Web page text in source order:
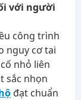
với người
công trình
nguy cơ tai
nhỏ liên
sắc nhọn
đạt chuẩn